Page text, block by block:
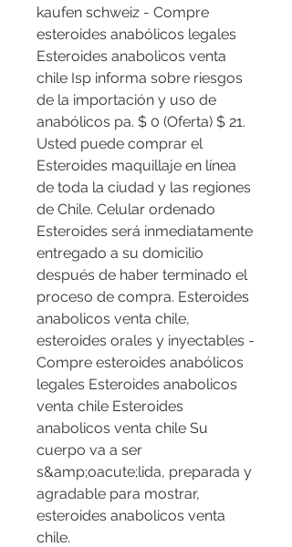
kaufen schweiz - Compre
esteroides anabólicos legales
Esteroides anabolicos venta
chile Isp informa sobre riesgos
de la importación y uso de
anabólicos pa. $ 0 (Oferta) $ 21.
Usted puede comprar el
Esteroides maquillaje en línea
de toda la ciudad y las regiones
de Chile. Celular ordenado
Esteroides será inmediatamente
entregado a su domicilio
después de haber terminado el
proceso de compra. Esteroides
anabolicos venta chile,
esteroides orales y inyectables -
Compre esteroides anabólicos
legales Esteroides anabolicos
venta chile Esteroides
anabolicos venta chile Su
cuerpo va a ser
s&amp;oacute;lida, preparada y
agradable para mostrar,
esteroides anabolicos venta
chile.